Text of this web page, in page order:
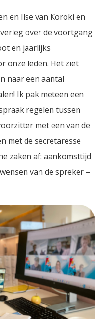
en Ilse van Koroki en
over de voortgang
en jaarlijks
onze leden. Het ziet
naar een aantal
Ik pak meteen een
regelen tussen
met een van de
met de secretaresse
zaken af: aankomsttijd,
van de spreker –